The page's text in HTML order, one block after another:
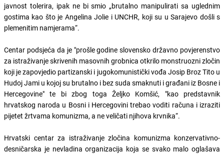
javnost tolerira, ipak ne bi smio „brutalno manipulirati sa uglednim
gostima kao što je Angelina Jolie i UNCHR, koji su u Sarajevo došli s
plemenitim namjerama“.
Centar podsjeća da je "prošle godine slovensko državno povjerenstvo
za istraživanje skrivenih masovnih grobnica otkrilo monstruozni zločin
koji je zapovjedio partizanski i jugokomunistički vođa Josip Broz Tito u
Hudoj Jami u kojoj su brutalno i bez suda smaknuti i građani iz Bosne i
Hercegovine" te bi zbog toga Željko Komšić, "kao predstavnik
hrvatskog naroda u Bosni i Hercegovini trebao voditi računa i izraziti
pijetet žrtvama komunizma, a ne veličati njihova krvnika“.
Hrvatski centar za istraživanje zločina komunizma konzervativno-
desničarska je nevladina organizacija koja se svako malo oglašava